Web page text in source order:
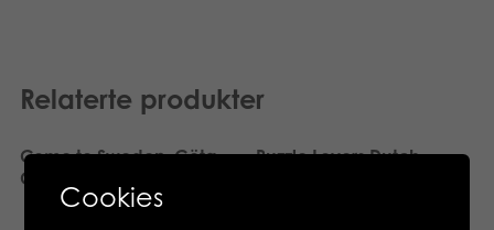
Relaterte produkter
Come to Sweden, Göta
Canal
Puzzle Lovers Dutch
Cookies